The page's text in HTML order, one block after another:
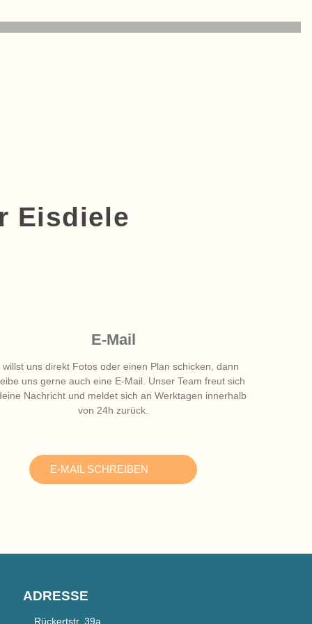
Eisdiele
E-Mail
willst uns direkt Fotos oder einen Plan schicken, dann
uns gerne auch eine E-Mail. Unser Team freut sich
Nachricht und meldet sich an Werktagen innerhalb
von 24h zurück.
E-MAIL SCHREIBEN
ADRESSE
Rückertstr. 39a